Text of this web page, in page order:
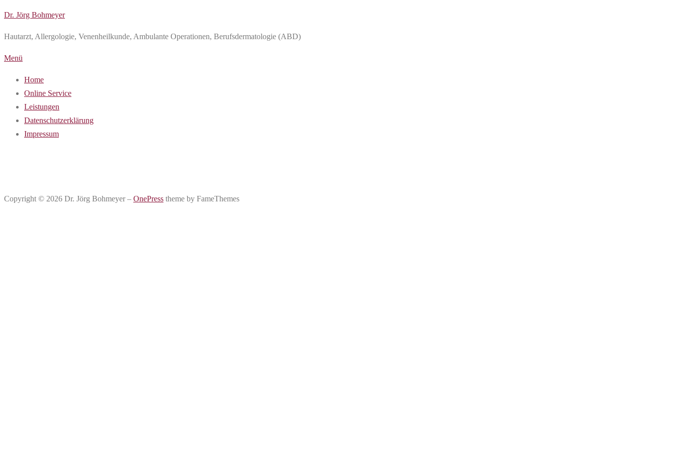
Zum
springen
Dr. Jörg Bohmeyer
Hautarzt, Allergologie, Venenheilkunde, Ambulante Operationen, Berufsdermatologie (ABD)
Menü
Home
Online Service
Leistungen
Datenschutzerklärung
Impressum
Copyright © 2026 Dr. Jörg Bohmeyer– OnePress theme by FameThemes